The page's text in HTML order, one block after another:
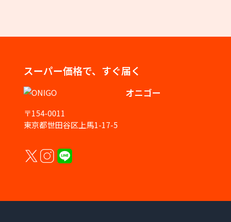
スーパー価格で、すぐ届く
オニゴー
〒154-0011
東京都世田谷区上馬1-17-5